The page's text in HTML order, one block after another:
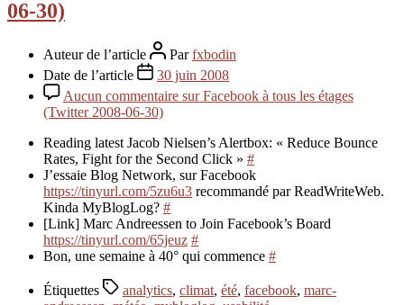
06-30)
Auteur de l’article Parfxbodin
Date de l’article
30 juin 2008
Aucun commentaire sur Facebook à tous les étages
(Twitter 2008-06-30)
Reading latest Jacob Nielsen’s Alertbox: « Reduce Bounce
Rates, Fight for the Second Click » #
J’essaie Blog Network, sur Facebook
https://tinyurl.com/5zu6u3 recommandé par ReadWriteWeb.
Kinda MyBlogLog? #
[Link] Marc Andreessen to Join Facebook’s Board
https://tinyurl.com/65jeuz #
Bon, une semaine à 40° qui commence #
Étiquettes analytics, climat, été, facebook, marc-